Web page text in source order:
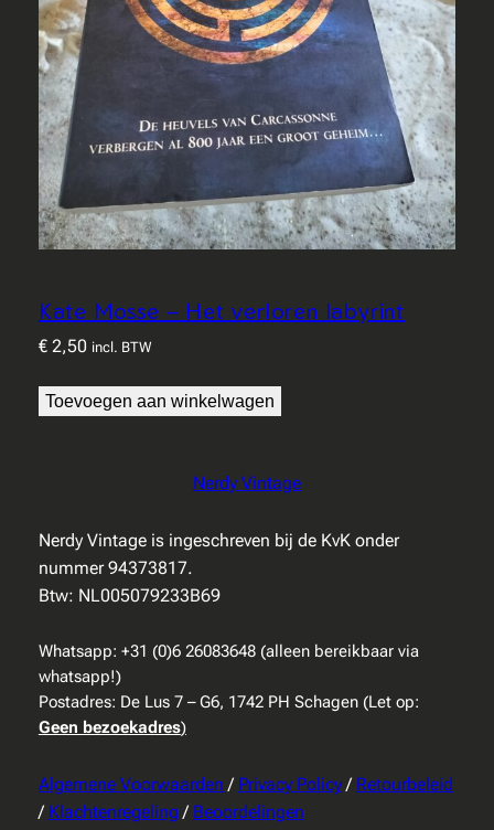
Kate Mosse – Het verloren labyrint
€2,50 incl. BTW
Toevoegen aan winkelwagen
Nerdy Vintage
Nerdy Vintage is ingeschreven bij de KvK onder
nummer 94373817.
Btw: NL005079233B69
Whatsapp: +31 (0)6 26083648 (alleen bereikbaar via
whatsapp!)
Postadres: De Lus 7 – G6, 1742 PH Schagen (Let op:
Geen bezoekadres)
Algemene Voorwaarden / Privacy Policy/ Retourbeleid
/ Klachtenregeling / Beoordelingen